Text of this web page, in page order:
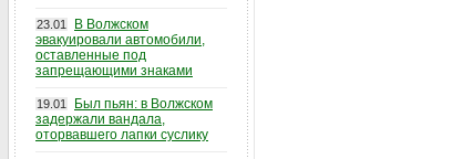
23.01
В Волжском
эвакуировали автомобили,
оставленные под
запрещающими знаками
19.01
Был пьян: в Волжском
задержали вандала,
оторвавшего лапки суслику